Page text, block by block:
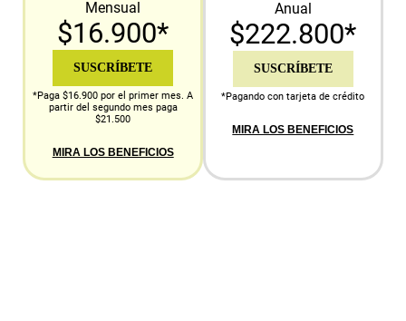
Mensual
$16.900*
SUSCRÍBETE
*Paga $16.900 por el primer mes. A
partir del segundo mes paga
$21.500
MIRA LOS BENEFICIOS
Anual
$222.800*
SUSCRÍBETE
*Pagando con tarjeta de crédito
MIRA LOS BENEFICIOS